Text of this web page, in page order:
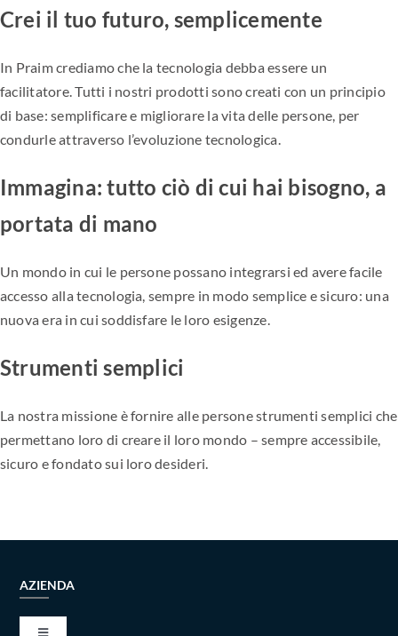
Crei il tuo futuro, semplicemente
In Praim crediamo che la tecnologia debba essere un
facilitatore. Tutti i nostri prodotti sono creati con un principio
di base: semplificare e migliorare la vita delle persone, per
condurle attraverso l’evoluzione tecnologica.
Immagina: tutto ciò di cui hai bisogno, a
portata di mano
Un mondo in cui le persone possano integrarsi ed avere facile
accesso alla tecnologia, sempre in modo semplice e sicuro: una
nuova era in cui soddisfare le loro esigenze.
Strumenti semplici
La nostra missione è fornire alle persone strumenti semplici che
permettano loro di creare il loro mondo – sempre accessibile,
sicuro e fondato sui loro desideri.
AZIENDA